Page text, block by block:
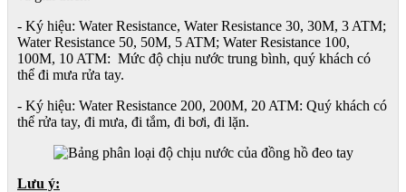
- Ký hiệu: Water Resistance, Water Resistance 30, 30M, 3 ATM;
Water Resistance 50, 50M, 5 ATM; Water Resistance 100,
100M, 10 ATM: Mức độ chịu nước trung bình, quý khách có
thể đi mưa rửa tay.
- Ký hiệu: Water Resistance 200, 200M, 20 ATM: Quý khách có
thể rửa tay, đi mưa, đi tắm, đi bơi, đi lặn.
Lưu ý: